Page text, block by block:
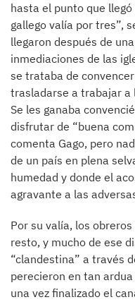
hasta el punto que
gallego valía por tres”,
llegaron después de
inmediaciones de las
se trataba de
trasladarse a trabajar a
Se les ganaba
disfrutar de “buena
comenta Gago, pero
de un país en plena
humedad y donde el
agravante a las
Por su valía, los
resto, y mucho de ese
“clandestina” a través
perecieron en tan
una vez finalizado el